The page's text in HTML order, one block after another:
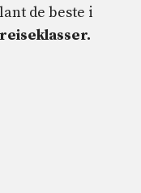
de beste i